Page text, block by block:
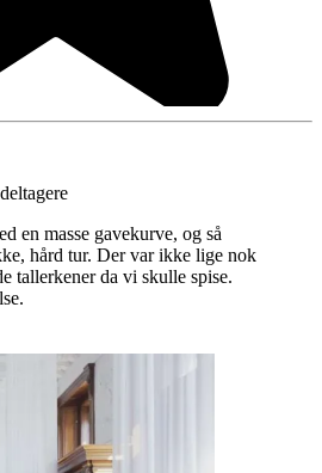
en masse gavekurve, og så
hård tur. Der var ikke lige nok
tallerkener da vi skulle spise.